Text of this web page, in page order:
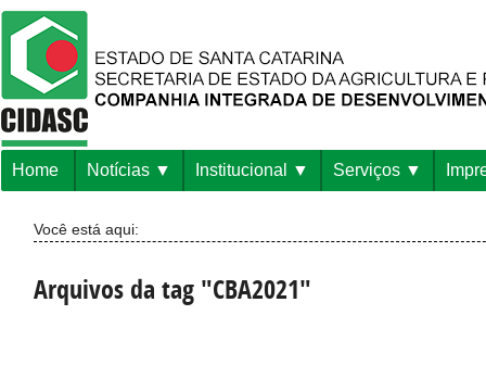
Home Notícias Institucional Serviços
Você está aqui:
Arquivos da tag "CBA2021"